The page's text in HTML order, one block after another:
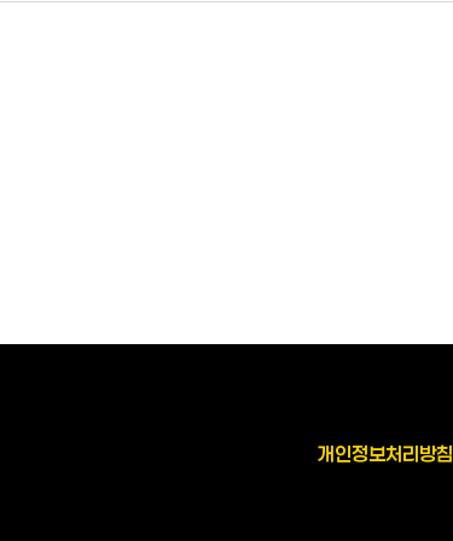
개인정보처리방침